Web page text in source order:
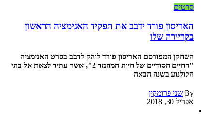
סרטים
האריסון פורד ידבב את תפקיד האנימציה הראשון
בקריירה שלו
השחקן המפורסם האריסון פורד לוהק לדבב בסרט האנימציה
"החיים הסודיים של חיות המחמד 2", אשר עתיד לצאת אל בתי
הקולנוע בשנה הבאה
By שני פרומקין
אפריל 30, 2018